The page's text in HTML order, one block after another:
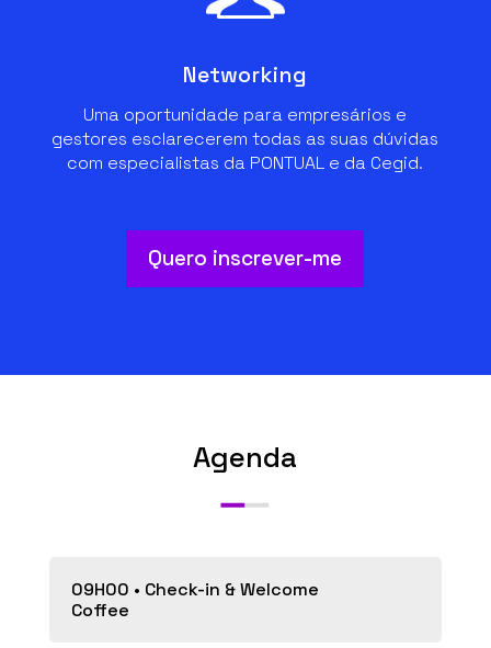
Networking
Uma oportunidade para empresários e
gestores esclarecerem todas as suas dúvidas
com especialistas da PONTUAL e da Cegid.
Quero inscrever-me
Agenda
09H00 • Check-in & Welcome
Coffee